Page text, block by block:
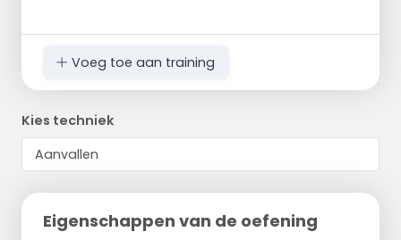
Voeg toe aan training
Kies techniek
Eigenschappen van de oefening